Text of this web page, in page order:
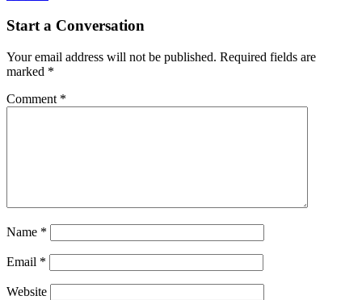
Start a Conversation
Your email address will not be published. Required fields are
marked *
Comment *
Name *
Email *
Website